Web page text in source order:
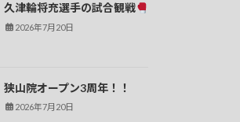
久津輪将充選手の試合観戦
2026年7月20日
狭山院オープン3周年！！
2026年7月20日